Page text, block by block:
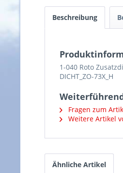
Beschreibung
1-040 Roto
DICHT_ZO-73X_H
Fragen zum
Weitere Artikel
Ähnliche Artikel